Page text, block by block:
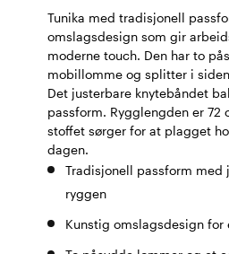
Tunika med tradisjonell
omslagsdesign som gir
moderne touch. Den har to
mobillomme og splitter i
Det justerbare knytebåndet
passform. Rygglengden er 72
stoffet sørger for at plagget
dagen.
Tradisjonell passform med
ryggen
Kunstig omslagsdesign for